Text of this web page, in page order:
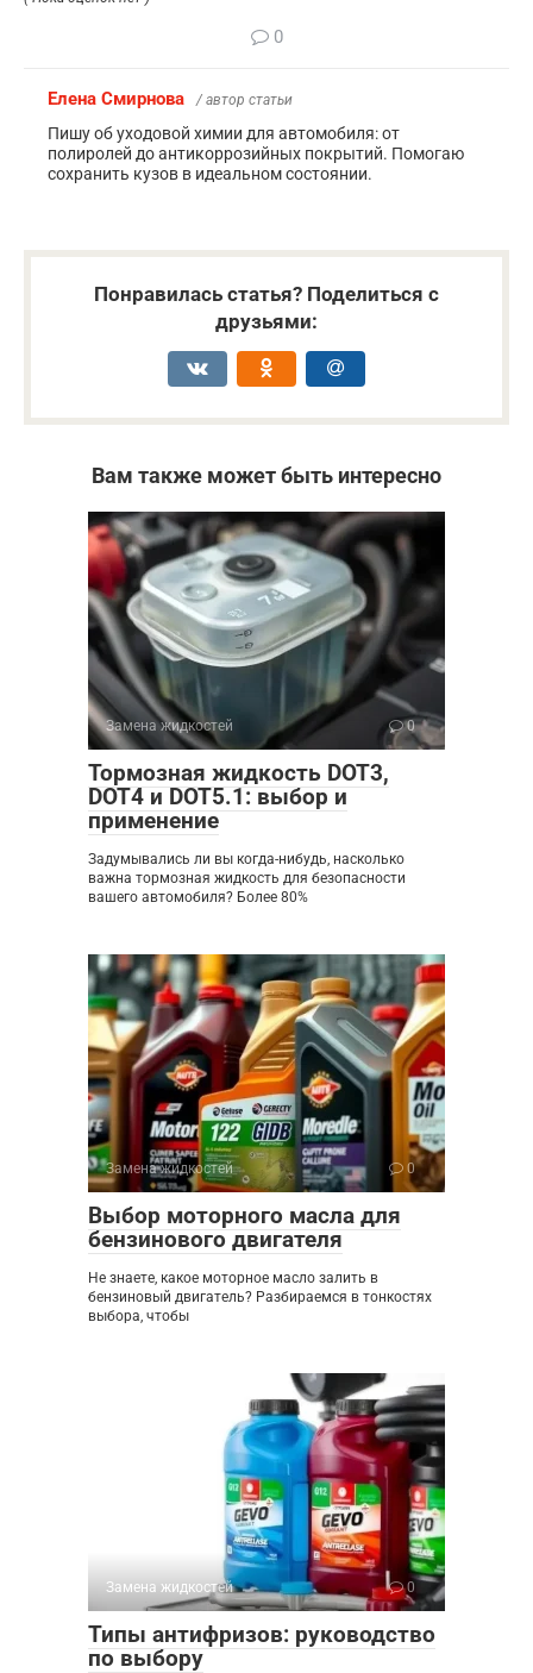
0
Елена Смирнова / автор статьи
Пишу об уходовой химии для автомобиля: от
полиролей до антикоррозийных покрытий. Помогаю
сохранить кузов в идеальном состоянии.
Понравилась статья? Поделиться с
друзьями:
Вам также может быть интересно
Замена жидкостей 0
Тормозная жидкость DOT3,
DOT4 и DOT5.1: выбор и
применение
Задумывались ли вы когда-нибудь, насколько
важна тормозная жидкость для безопасности
вашего автомобиля? Более 80%
Замена жидкостей 0
Выбор моторного масла для
бензинового двигателя
Не знаете, какое моторное масло залить в
бензиновый двигатель? Разбираемся в тонкостях
выбора, чтобы
Замена жидкостей 0
Типы антифризов: руководство
по выбору